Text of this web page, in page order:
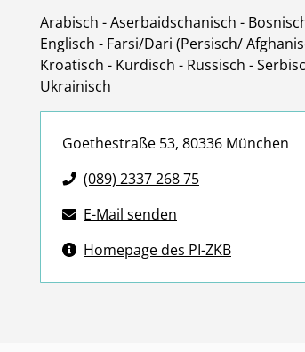
Arabisch - Aserbaidschanisch -
Englisch - Farsi/Dari (Persisch/
Kroatisch - Kurdisch - Russisch -
Ukrainisch
Goethestraße 53, 80336 München
(089) 2337 268 75
E-Mail senden
Homepage des PI-ZKB